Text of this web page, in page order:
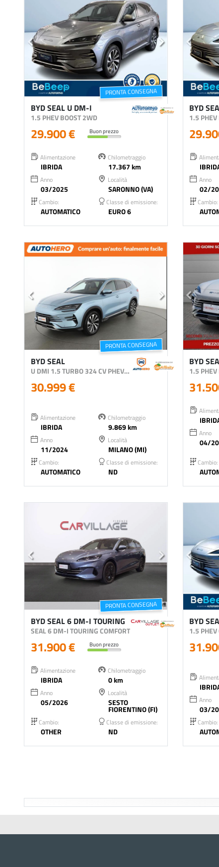
PRONTA CONSEGNA
BYD SEAL U DM-I
1.5 PHEV BOOST 2WD
29.900 € Buon prezzo
Alimentazione
IBRIDA
Chilometraggio
17.367 km
Anno
03/2025
Località
SARONNO (VA)
Cambio:
AUTOMATICO
Classe di emissione:
EURO 6
BYD
1.5
Anno
02/
Cambio:
PRONTA CONSEGNA
BYD SEAL
U DMI 1.5 TURBO 324 CV PHEV DESIGN
30.999 €
Alimentazione
IBRIDA
Chilometraggio
9.869 km
Anno
11/2024
Località
MILANO (MI)
Cambio:
AUTOMATICO
Classe di emissione:
ND
BYD
1.5
Anno
04/
Cambio:
PRONTA CONSEGNA
BYD SEAL 6 DM-I TOURING
SEAL 6 DM-I TOURING COMFORT
31.900 € Buon prezzo
Alimentazione
IBRIDA
Chilometraggio
0 km
Anno
05/2026
Località
SESTO
FIORENTINO (FI)
Cambio:
OTHER
Classe di emissione:
ND
BYD
1.5
Anno
03/
Cambio: